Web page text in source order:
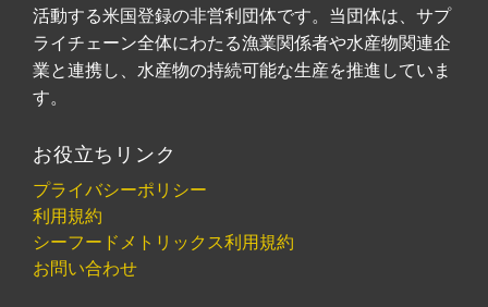
活動する米国登録の非営利団体です。当団体は、サプ
ライチェーン全体にわたる漁業関係者や水産物関連企
業と連携し、水産物の持続可能な生産を推進していま
す。
お役立ちリンク
プライバシーポリシー
利用規約
シーフードメトリックス利用規約
お問い合わせ